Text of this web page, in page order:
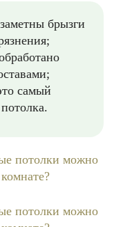
брызги
самый